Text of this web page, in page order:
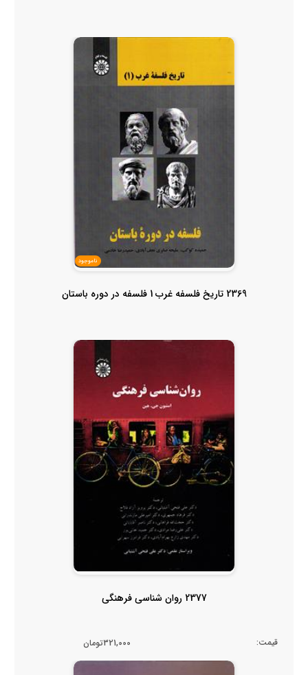
ناموجود
2369 تاریخ فلسفه غرب 1 فلسفه در دوره باستان
2377 روان شناسی فرهنگی
قیمت: 321,000تومان